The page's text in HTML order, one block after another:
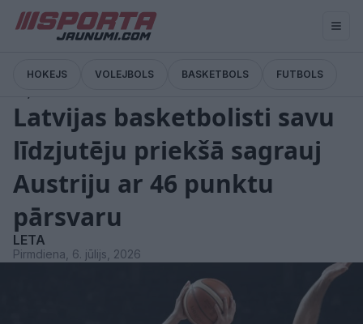
HOKEJS VOLEJBOLS BASKETBOLS FUTBOLS
Latvijas basketbolisti savu
līdzjutēju priekšā sagrauj
Austriju ar 46 punktu
pārsvaru
LETA
Pirmdiena, 6. jūlijs, 2026